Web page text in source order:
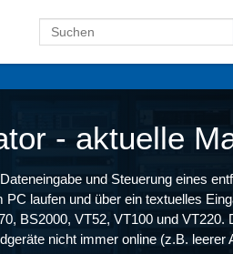
- aktuelle
und Steuerung eines
laufen und über ein textuelles
BS2000, VT52, VT100 und
nicht immer online (z.B.